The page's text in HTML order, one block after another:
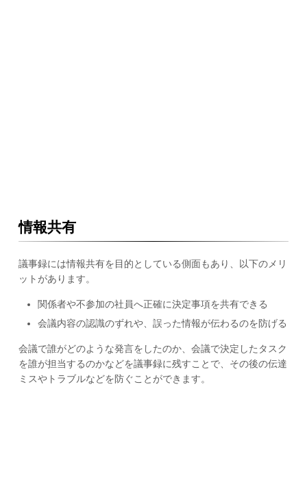
情報共有
議事録には情報共有を目的としている側面もあり、以下のメリ
ットがあります。
関係者や不参加の社員へ正確に決定事項を共有できる
会議内容の認識のずれや、誤った情報が伝わるのを防げる
会議で誰がどのような発言をしたのか、会議で決定したタスク
を誰が担当するのかなどを議事録に残すことで、その後の伝達
ミスやトラブルなどを防ぐことができます。